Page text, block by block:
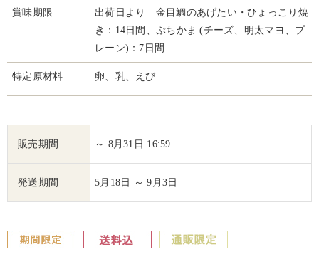
賞味期限
出荷日より 金目鯛のあげたい・ひょっこり焼
き：14日間、ぷちかま (チーズ、明太マヨ、プ
レーン)：7日間
特定原材料 卵、乳、えび
販売期間 ～ 8月31日 16:59
発送期間 5月18日 ～ 9月3日